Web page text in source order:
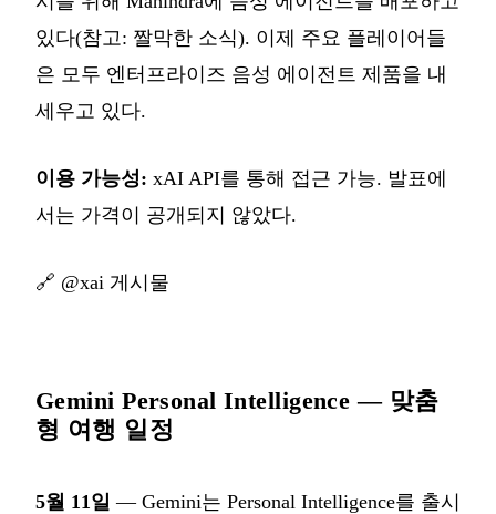
있다(참고: 짤막한 소식). 이제 주요 플레이어들
은 모두 엔터프라이즈 음성 에이전트 제품을 내
세우고 있다.
이용 가능성: xAI API를 통해 접근 가능. 발표에
서는 가격이 공개되지 않았다.
🔗 @xai 게시물
Gemini Personal Intelligence — 맞춤
형 여행 일정
5월 11일 — Gemini는 Personal Intelligence를 출시